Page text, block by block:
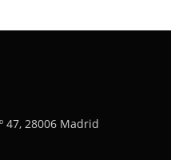
47, 28006 Madrid